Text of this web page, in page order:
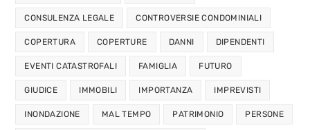
CONSULENZA LEGALE CONTROVERSIE CONDOMINIALI
COPERTURA COPERTURE DANNI DIPENDENTI
EVENTI CATASTROFALI FAMIGLIA FUTURO
GIUDICE IMMOBILI IMPORTANZA IMPREVISTI
INONDAZIONE MAL TEMPO PATRIMONIO PERSONE